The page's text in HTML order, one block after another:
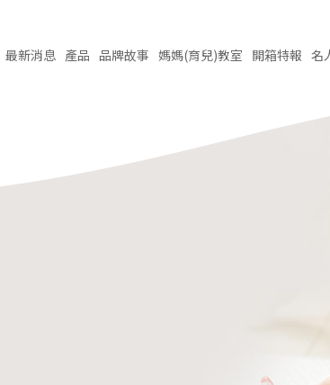
最新消息 產品 品牌故事 媽媽(育兒)教室 開箱特報 名